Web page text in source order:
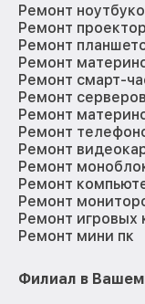
Ремонт
Ремонт
Ремонт
Ремонт
Ремонт смарт-
Ремонт серверов
Ремонт
Ремонт
Ремонт
Ремонт
Ремонт
Ремонт
Ремонт игровых
Ремонт мини пк
Филиал в